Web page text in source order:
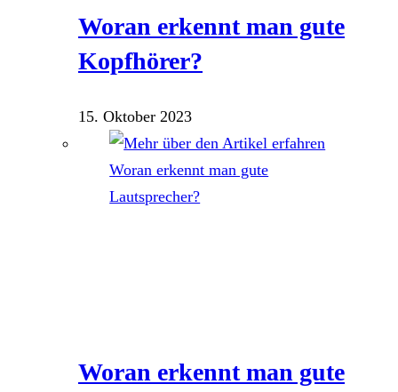
Woran erkennt man gute
Kopfhörer?
15. Oktober 2023
Woran erkennt man gute